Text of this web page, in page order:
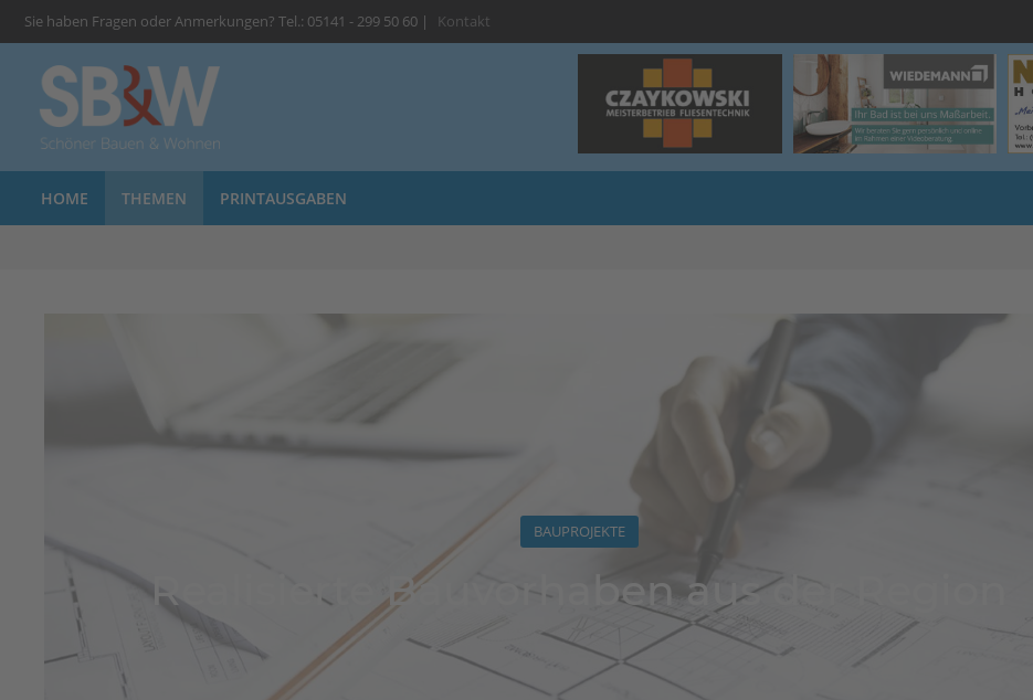
Sie haben Fragen oder Anmerkungen? Tel.: 05141 - 299 50 60 | Kontakt
HOME THEMEN PRINTAUSGABEN
BAUPROJEKTE
Realisierte Bauvorhaben aus der Region